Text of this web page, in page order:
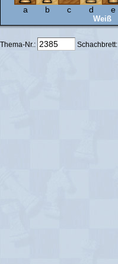
a
b c d e
Weiß
Thema-Nr.:
Schachbrett: